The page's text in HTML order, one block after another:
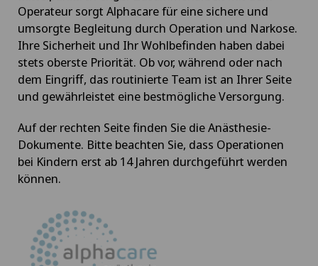
Operateur sorgt Alphacare für eine sichere und
umsorgte Begleitung durch Operation und Narkose.
Ihre Sicherheit und Ihr Wohlbefinden haben dabei
stets oberste Priorität. Ob vor, während oder nach
dem Eingriff, das routinierte Team ist an Ihrer Seite
und gewährleistet eine bestmögliche Versorgung.
Auf der rechten Seite finden Sie die Anästhesie-
Dokumente. Bitte beachten Sie, dass Operationen
bei Kindern erst ab 14 Jahren durchgeführt werden
können.